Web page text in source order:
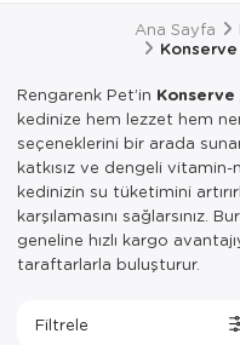
Kaplumbağa
Kemirgen
Çevre
Ana Sayfa
Konserve
Rengarenk Pet’in Konserve
kedinize hem lezzet hem
seçeneklerini bir arada
katkısız ve dengeli
kedinizin su tüketimini
karşılamasını sağlarsınız.
geneline hızlı kargo
taraftarlarla buluşturur.
Filtrele